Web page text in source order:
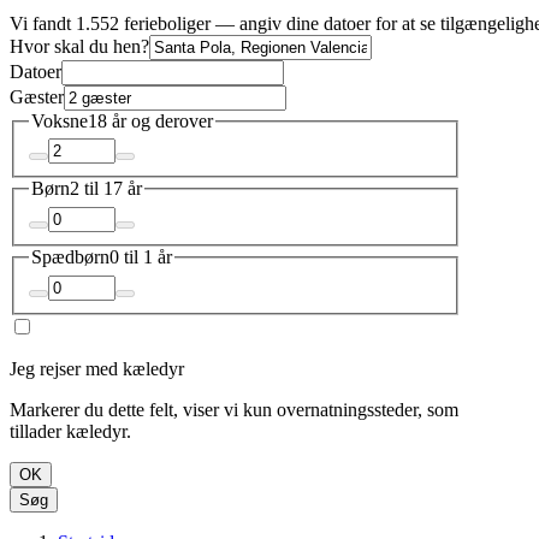
Vi fandt 1.552 ferieboliger — angiv dine datoer for at se
Hvor skal du hen?
Datoer
Gæster
Voksne18 år og derover
Børn2 til 17 år
Spædbørn0 til 1 år
Jeg rejser med kæledyr
Markerer du dette felt, viser vi kun overnatningssteder, som
tillader kæledyr.
OK
Søg